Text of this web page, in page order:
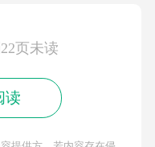
页未读
读